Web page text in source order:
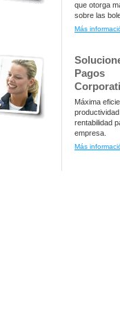
que otorga
sobre las
Más
Pagos
Máxima
rentabilidad
empresa.
Más